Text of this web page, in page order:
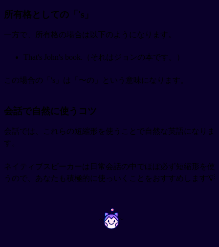
所有格としての「's」
一方で、所有格の場合は以下のようになります。
That's John's book.（それはジョンの本です。）
この場合の「's」は「〜の」という意味になります。
会話で自然に使うコツ
会話では、これらの短縮形を使うことで自然な英語になりま
す。
ネイティブスピーカーは日常会話の中でほぼ必ず短縮形を使
うので、あなたも積極的に使っいくことをおすすめします💡
~ ~